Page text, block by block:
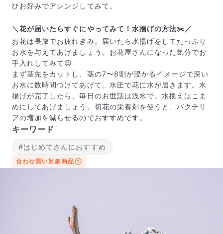
写真と同じものが届く？
品を撮影したものです。お花は生き物なので、どうして
も色味やサイズ・咲き方に個体差はありますが、できる
だけ写真のイメージに近いものをお届けできるように人
の目でチェックをしています。
Q. 毎月自動でお花が届くサービスですか？
いいえ、毎月自動でお届けするサービスではありません。好
ひお好みでアレンジしてみて。
＼花が届いたらすぐにやってみて！水揚げの方法✂️／
お花は長旅でお疲れぎみ。届いたら水揚げをしてたっぷり
お水を与えてあげましょう。お花屋さんになった気分でお
手入れしてみて😉
まず茎先をカットし、茎の7〜8割が浸かるイメージで深い
お水に数時間つけてあげて。水圧で花に水が届きます。水
揚げが完了したら、毎日のお世話は浅水で。水換えはこま
めにしてあげましょう。切花の栄養剤を使うと、バクテリ
アの増加を減らせるのでおすすめです。
キーワード
#はじめてさんにおすすめ
合わせ買い対象商品